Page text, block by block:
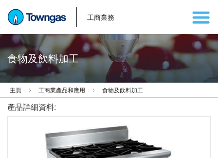
工商業務
食物及飲料加工
主頁 工商業產品和應用 食物及飲料加工
產品詳細資料: